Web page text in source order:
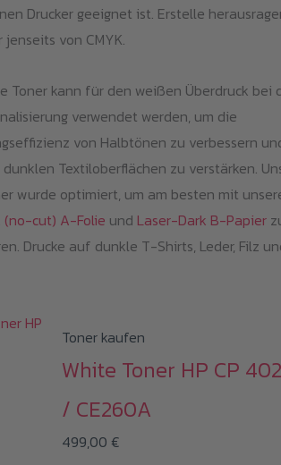
Drucker geeignet ist. Erstelle
von CMYK.
Toner kann für den weißen Überdruck bei
verwendet werden, um die
von Halbtönen zu verbessern
Textiloberflächen zu verstärken.
wurde optimiert, um am besten mit
(no-cut) A-Folie und Laser-Dark B-Papier
Drucke auf dunkle T-Shirts, Leder, Filz
Toner kaufen
White Toner HP CP
/ CE260A
499,00 €